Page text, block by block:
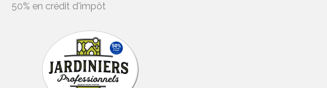
50% en crédit d'impôt